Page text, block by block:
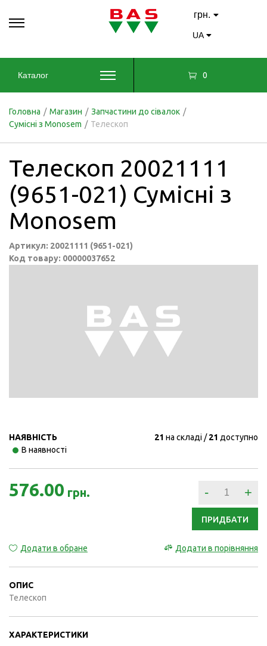
грн.
UA
Каталог 0
Головна / Магазин / Запчастини до сівалок /
Сумісні з Monosem / Телескоп
Телескоп 20021111
(9651-021) Сумісні з
Monosem
Артикул: 20021111 (9651-021)
Код товару: 00000037652
НАЯВНІСТЬ
В наявності
21 на складі 21 доступно
576.00 грн. - +
ПРИДБАТИ
Додати в обране Додати в порівняння
ОПИС
Телескоп
ХАРАКТЕРИСТИКИ